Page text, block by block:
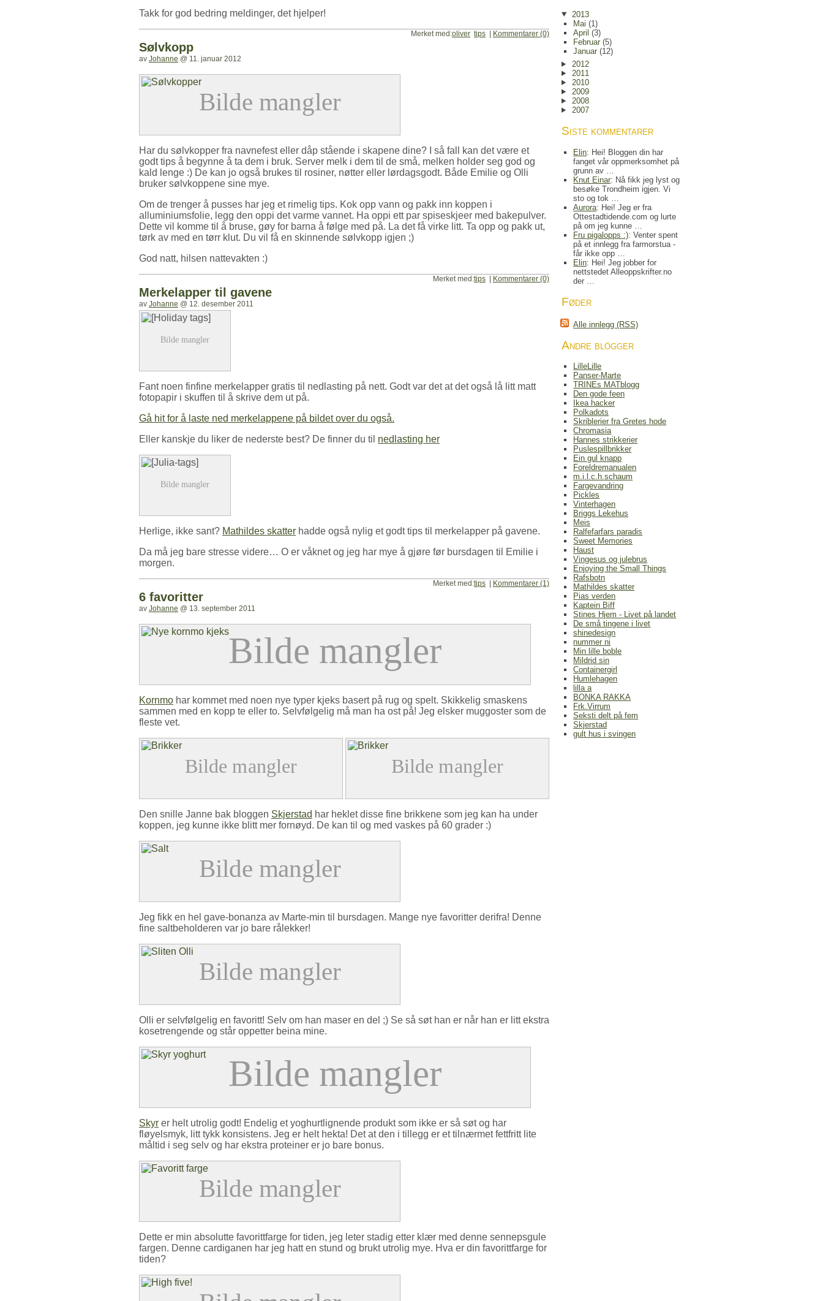
Takk for god bedring meldinger, det hjelper!
Merket med:oliver tips Kommentarer (0)
Sølvkopp
av Johanne @ 11. januar 2012
Har du sølvkopper fra navnefest eller dåp stående i skapene dine? I så fall kan det være et
godt tips å begynne å ta dem i bruk. Server melk i dem til de små, melken holder seg god og
kald lenge :) De kan jo også brukes til rosiner, nøtter eller lørdagsgodt. Både Emilie og Olli
bruker sølvkoppene sine mye.
Om de trenger å pusses har jeg et rimelig tips. Kok opp vann og pakk inn koppen i
alluminiumsfolie, legg den oppi det varme vannet. Ha oppi ett par spiseskjeer med bakepulver.
Dette vil komme til å bruse, gøy for barna å følge med på. La det få virke litt. Ta opp og pakk ut,
tørk av med en tørr klut. Du vil få en skinnende sølvkopp igjen ;)
God natt, hilsen nattevakten :)
Merket med:tips Kommentarer (0)
Merkelapper til gavene
av Johanne @ 12. desember 2011
Fant noen finfine merkelapper gratis til nedlasting på nett. Godt var det at det også lå litt matt
fotopapir i skuffen til å skrive dem ut på.
Gå hit for å laste ned merkelappene på bildet over du også.
Eller kanskje du liker de nederste best? De finner du til nedlasting her
Herlige, ikke sant? Mathildes skatter hadde også nylig et godt tips til merkelapper på gavene.
Da må jeg bare stresse videre… O er våknet og jeg har mye å gjøre før bursdagen til Emilie i
morgen.
Merket med:tips | Kommentarer (1)
6 favoritter
av Johanne @ 13. september 2011
Kornmo har kommet med noen nye typer kjeks basert på rug og spelt. Skikkelig smaskens
sammen med en kopp te eller to. Selvfølgelig må man ha ost på! Jeg elsker muggoster som de
fleste vet.
Den snille Janne bak bloggen Skjerstad har heklet disse fine brikkene som jeg kan ha under
koppen, jeg kunne ikke blitt mer fornøyd. De kan til og med vaskes på 60 grader :)
Jeg fikk en hel gave-bonanza av Marte-min til bursdagen. Mange nye favoritter derifra! Denne
fine saltbeholderen var jo bare rålekker!
Olli er selvfølgelig en favoritt! Selv om han maser en del ;) Se så søt han er når han er litt ekstra
kosetrengende og står oppetter beina mine.
Skyr er helt utrolig godt! Endelig et yoghurtlignende produkt som ikke er så søt og har
fløyelsmyk, litt tykk konsistens. Jeg er helt hekta! Det at den i tillegg er et tilnærmet fettfritt lite
måltid i seg selv og har ekstra proteiner er jo bare bonus.
Dette er min absolutte favorittfarge for tiden, jeg leter stadig etter klær med denne sennepsgule
fargen. Denne cardiganen har jeg hatt en stund og brukt utrolig mye. Hva er din favorittfarge for
tiden?
2013
Mai (1)
April (3)
Februar (5)
Januar (12)
2012
2011
2010
2009
2008
2007
Siste kommentarer
Elin: Hei! Bloggen din har
fanget vår oppmerksomhet på
grunn av …
Knut Einar: Nå fikk jeg lyst og
besøke Trondheim igjen. Vi
sto og tok …
Aurora: Hei! Jeg er fra
Ottestadtidende.com og lurte
på om jeg kunne …
Fru pigalopps :): Venter spent
på et innlegg fra farmorstua -
får ikke opp …
Elin: Hei! Jeg jobber for
nettstedet Alleoppskrifter.no
der …
Føder
Alle innlegg (RSS)
Andre blögger
LilleLille
Panser-Marte
TRINEs MATblogg
Den gode feen
Ikea hacker
Polkadots
Skriblerier fra Gretes hode
Chromasia
Hannes strikkerier
Puslespillbrikker
Ein gul knapp
Foreldremanualen
m.i.l.c.h.schaum
Fargevandring
Pickles
Vinterhagen
Briggs Lekehus
Meis
Ralfefarfars paradis
Sweet Memories
Haust
Vingesus og julebrus
Enjoying the Small Things
Rafsbotn
Mathildes skatter
Pias verden
Kaptein Biff
Stines Hjem - Livet på landet
De små tingene i livet
shinedesign
nummer ni
Min lille boble
Mildrid sin
Containergirl
Humlehagen
lilla a
BONKA RAKKA
Frk.Virrum
Seksti delt på fem
Skjerstad
gult hus i svingen